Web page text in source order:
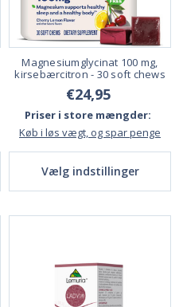
Magnesiumglycinat 100 mg,
kirsebærcitron - 30 soft chews
€24,95
Priser i store mængder:
Køb i løs vægt, og spar penge
Vælg indstillinger